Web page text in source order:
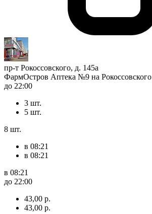
пр-т Рокоссовского, д. 145а
ФармОстров Аптека №9 на Рокоссовского
до 22:00
3 шт.
5 шт.
8 шт.
в 08:21
в 08:21
в 08:21
до 22:00
43,00 р.
43,00 р.